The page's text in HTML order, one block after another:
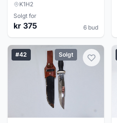
K1H2
Solgt for
kr 375 6 bud
#42 Solgt